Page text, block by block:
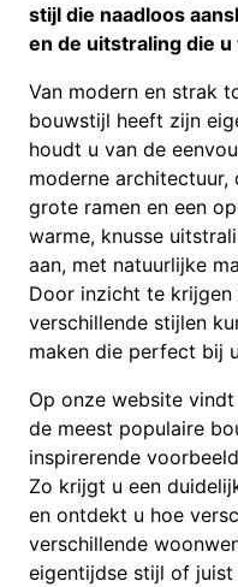
stijl die naadloos
en de uitstraling die
Van modern en strak
bouwstijl heeft zijn
houdt u van de
moderne
grote ramen en een
warme, knusse
aan, met natuurlijke
Door inzicht te krijgen
verschillende stijlen
maken die perfect bij
Op onze website
de meest populaire
inspirerende
Zo krijgt u een
en ontdekt u hoe
verschillende
eigentijdse stijl of